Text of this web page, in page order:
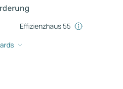
Effizienzhaus 55